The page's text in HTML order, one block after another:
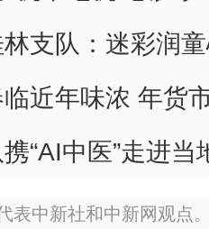
支队：迷彩润
近年味浓 年货
“AI中医”走进当
表中新社和中新网观点